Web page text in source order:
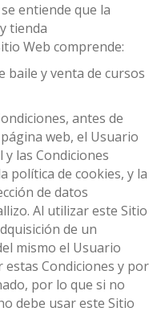
entiende que la
tienda
Web comprende:
baile y venta de cursos
antes de
web, el Usuario
y las Condiciones
política de cookies, y la
de datos
Al utilizar este Sitio
de un
mismo el Usuario
Condiciones y por
por lo que si no
debe usar este Sitio